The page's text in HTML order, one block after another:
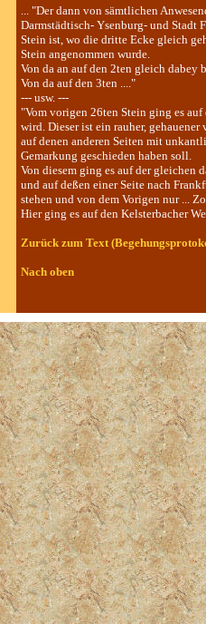
... "Der dann von sämtlichen
Darmstädtisch- Ysenburg- und Stadt
Stein ist, wo die dritte Ecke gleich
Stein angenommen wurde.
Von da an auf den 2ten gleich
Von da auf den 3ten ...."
--- usw. ---
"Vom vorigen 26ten Stein ging es
wird. Dieser ist ein rauher,
auf denen anderen Seiten mit
Gemarkung geschieden haben soll.
Von diesem ging es auf der gleichen
und auf deßen einer Seite nach
stehen und von dem Vorigen nur ...
Hier ging es auf den Kelsterbacher
Zurück zum Text
Nach oben